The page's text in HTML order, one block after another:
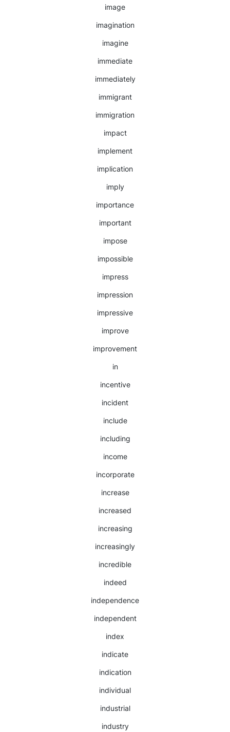
image
imagination
imagine
immediate
immediately
immigrant
immigration
impact
implement
implication
imply
importance
important
impose
impossible
impress
impression
impressive
improve
improvement
in
incentive
incident
include
including
income
incorporate
increase
increased
increasing
increasingly
incredible
indeed
independence
independent
index
indicate
indication
individual
industrial
industry